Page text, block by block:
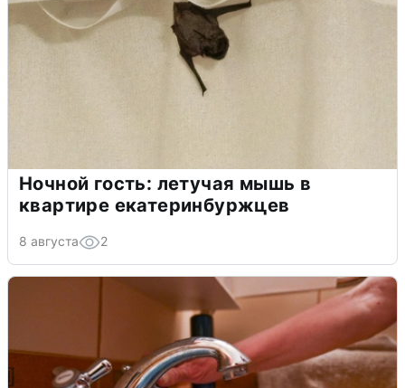
Ночной гость: летучая мышь в
квартире екатеринбуржцев
8 августа 2